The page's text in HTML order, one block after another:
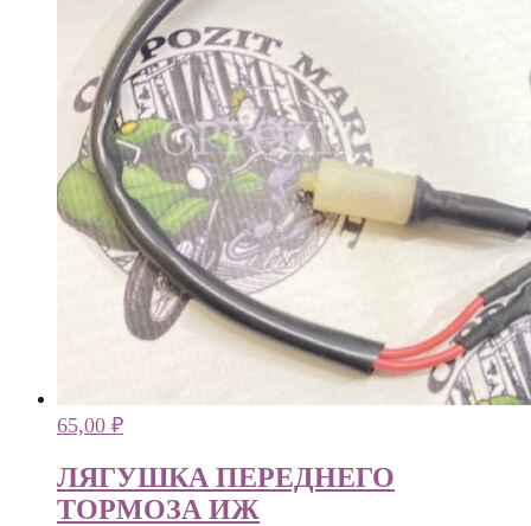
65,00 ₽
ЛЯГУШКА ПЕРЕДНЕГО
ТОРМОЗА ИЖ